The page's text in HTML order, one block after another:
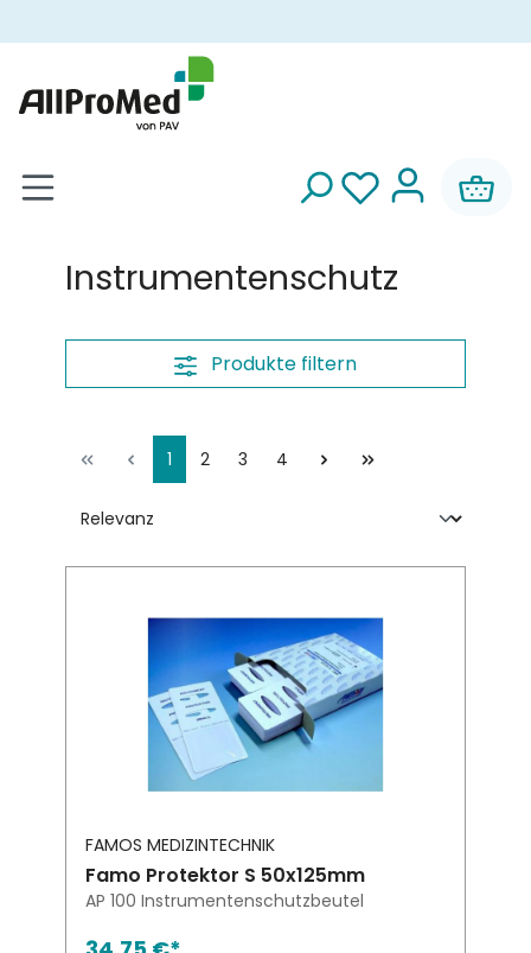
Instrumentenschutz
Produkte filtern
1 2 3 4
FAMOS MEDIZINTECHNIK
Famo Protektor S 50x125mm
AP 100 Instrumentenschutzbeutel